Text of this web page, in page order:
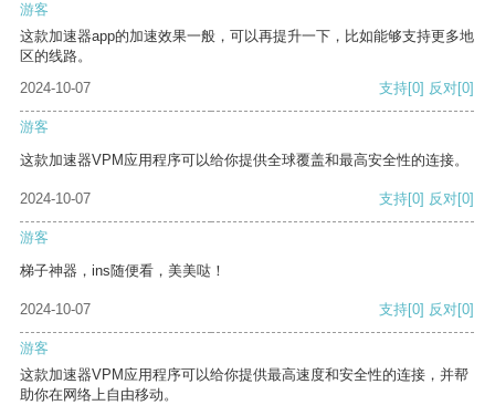
游客
这款加速器app的加速效果一般，可以再提升一下，比如能够支持更多地
区的线路。
2024-10-07
支持[0] 反对[0]
游客
这款加速器VPM应用程序可以给你提供全球覆盖和最高安全性的连接。
2024-10-07 支持[0] 反对[0]
游客
梯子神器，ins随便看，美美哒！
2024-10-07 支持[0] 反对[0]
游客
这款加速器VPM应用程序可以给你提供最高速度和安全性的连接，并帮
助你在网络上自由移动。